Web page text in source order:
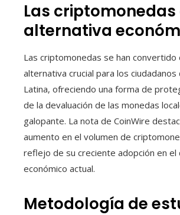
Las
alternativa
Las criptomonedas se han convertido
alternativa crucial para los ciudadanos
Latina, ofreciendo una forma de
de la devaluación de las monedas
galopante. La nota de CoinWire
aumento en el volumen de
reflejo de su creciente adopción en el
económico actual.
Metodología de